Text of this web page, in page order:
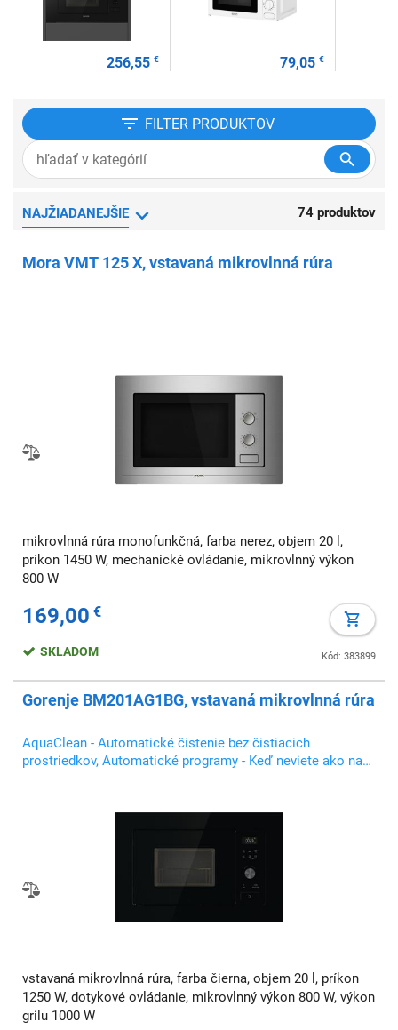
256,55 € 79,05€
FILTER PRODUKTOV
NAJŽIADANEJŠIE 74 produktov
Mora VMT 125 X, vstavaná mikrovlnná rúra
mikrovlnná rúra monofunkčná, farba nerez, objem 20 l,
príkon 1450 W, mechanické ovládanie, mikrovlnný výkon
800 W
169,00 €
Kód: 383899
SKLADOM
Gorenje BM201AG1BG, vstavaná mikrovlnná rúra
AquaClean - Automatické čistenie bez čistiacich
prostriedkov, Automatické programy - Keď neviete ako na
vstavaná mikrovlnná rúra, farba čierna, objem 20 l, príkon
1250 W, dotykové ovládanie, mikrovlnný výkon 800 W, výkon
grilu 1000 W